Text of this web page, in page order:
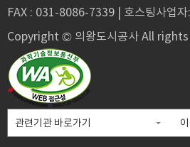
FAX : 031-8086-7339 | 호스팅사업
Copyright © 의왕도시공사 All